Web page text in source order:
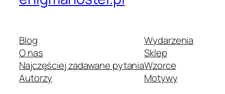
Blog
O nas
Najczęściej zadawane pytania
Autorzy
Wydarzenia
Sklep
Wzorce
Motywy